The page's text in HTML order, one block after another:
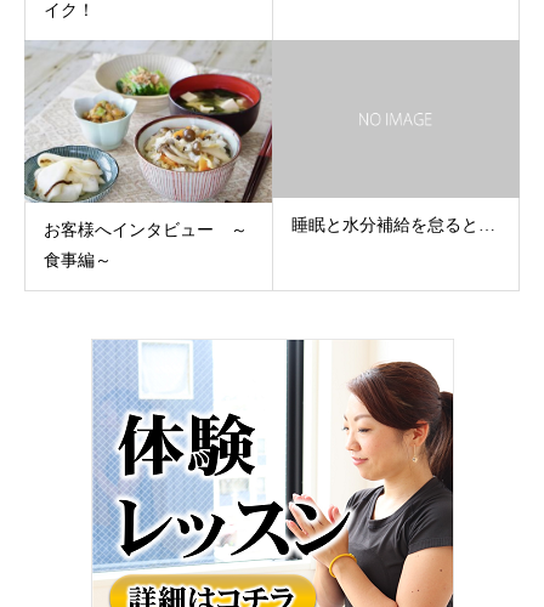
イク！
お客様へインタビュー ～
食事編～
睡眠と水分補給を怠ると…